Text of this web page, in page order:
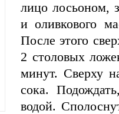
лицо лосьоном,
и оливкового
После этого
2 столовых
минут. Сверху
сока.
водой.